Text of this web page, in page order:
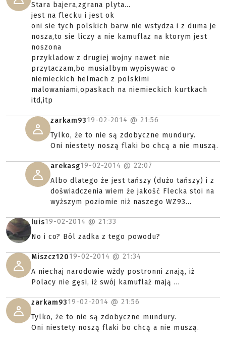
Stara bajera,zgrana plyta...
jest na flecku i jest ok
oni sie tych polskich barw nie wstydza i z duma je
nosza,to sie liczy a nie kamuflaz na ktorym jest
noszona
przykladow z drugiej wojny nawet nie
przytaczam,bo musialbym wypisywac o
niemieckich helmach z polskimi
malowaniami,opaskach na niemieckich kurtkach
itd,itp
zarkam9319-02-2014 @ 21:56
Tylko, że to nie są zdobyczne mundury.
Oni niestety noszą flaki bo chcą a nie muszą.
arekasg19-02-2014 @ 22:07
Albo dlatego że jest tańszy (dużo tańszy) i z
doświadczenia wiem że jakość Flecka stoi na
wyższym poziomie niż naszego WZ93...
luis19-02-2014 @ 21:33
No i co? Ból zadka z tego powodu?
Miszcz12019-02-2014 @ 21:34
A niechaj narodowie wżdy postronni znają, iż
Polacy nie gęsi, iż swój kamuflaż mają ...
zarkam9319-02-2014 @ 21:56
Tylko, że to nie są zdobyczne mundury.
Oni niestety noszą flaki bo chcą a nie muszą.